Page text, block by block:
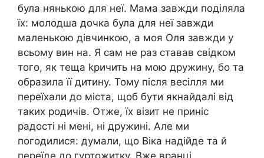
була нянькою для неї. Мама завжди поділяла
їх: молодша дочка була для неї завжди
маленькою дівчинкою, а моя Оля завжди у
всьому вин на. Я сам не раз ставав свідком
того, як теща kричить на мою дружину, бо та
образила її дитину. Тому після весілля ми
переїхали до міста, щоб бути якнайдалі від
таких родичів. Отже, їх візит не приніс
радості ні мені, ні дружині. Але ми
погодилися: думали, що Віка надійде та й
переїде до гуртожитку. Вже вранці